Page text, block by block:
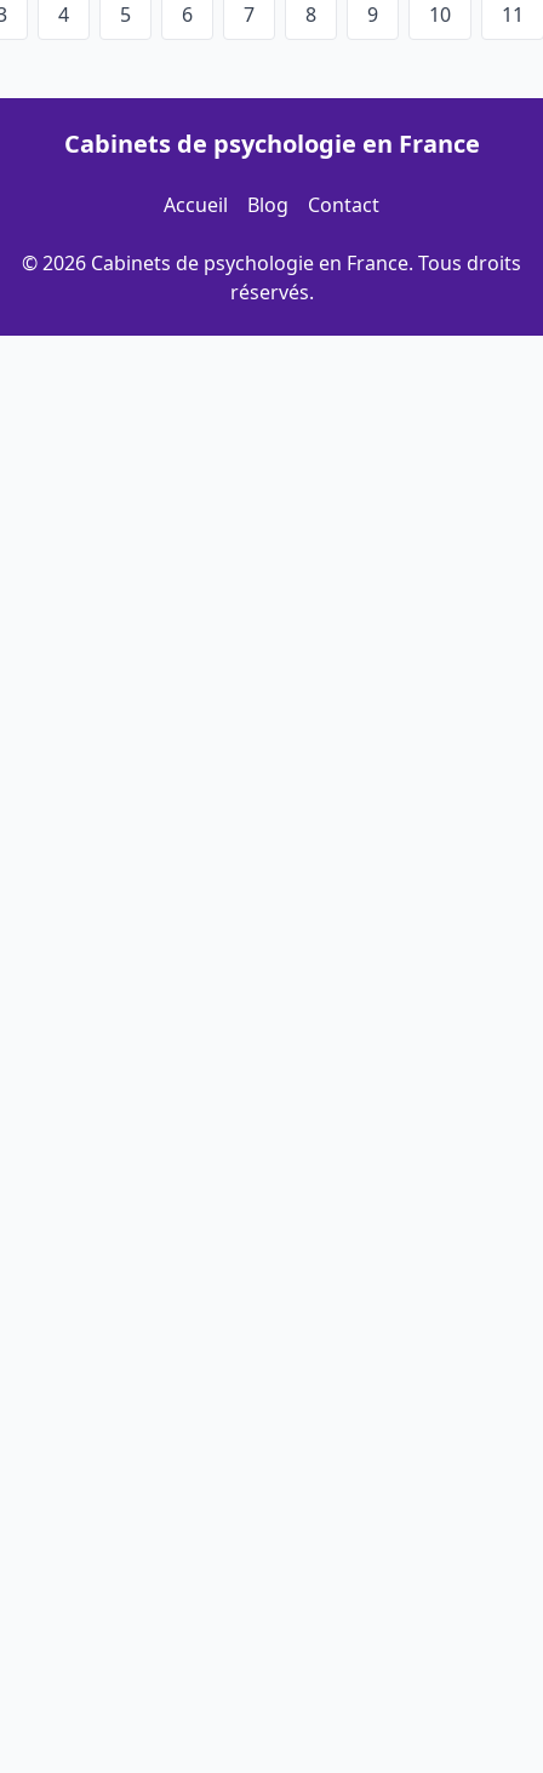
4 5 6 7 8 9 10 11
Cabinets de psychologie en France
Accueil Blog Contact
© 2026 Cabinets de psychologie en France. Tous droits
réservés.